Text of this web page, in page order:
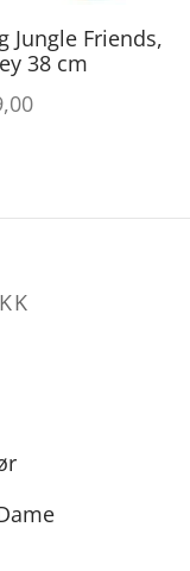
Jungle Friends,
38 cm